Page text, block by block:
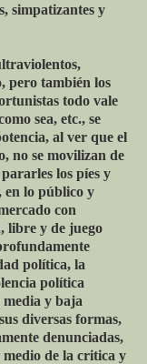
simpatizantes y
pero también los
todo vale
sea, etc., se
al ver que el
no se movilizan de
los píes y
en lo público y
con
libre y de juego
política, la
política
y baja
diversas formas,
denunciadas,
medio de la critica y